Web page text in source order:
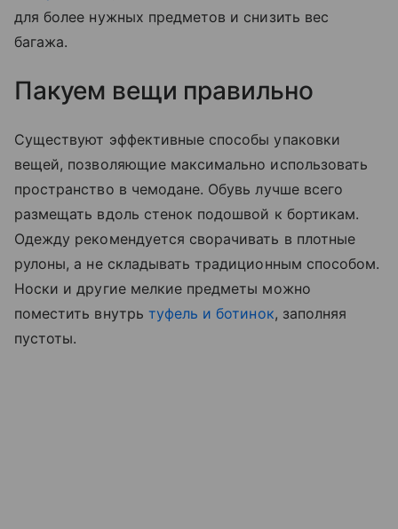
для более нужных предметов и снизить вес
багажа.
Пакуем вещи правильно
Существуют эффективные способы упаковки
вещей, позволяющие максимально использовать
пространство в чемодане. Обувь лучше всего
размещать вдоль стенок подошвой к бортикам.
Одежду рекомендуется сворачивать в плотные
рулоны, а не складывать традиционным способом.
Носки и другие мелкие предметы можно
поместить внутрь туфель и ботинок, заполняя
пустоты.